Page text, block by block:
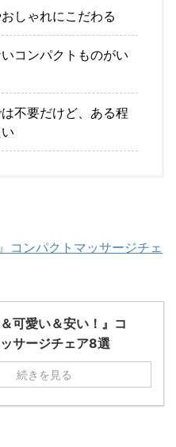
しゃれにこだわる
コンパクトものがい
不要だけど、ある程
コンパクトマッサージチェ
＆可愛い＆安い！』コ
サージチェア8選
続きを見る